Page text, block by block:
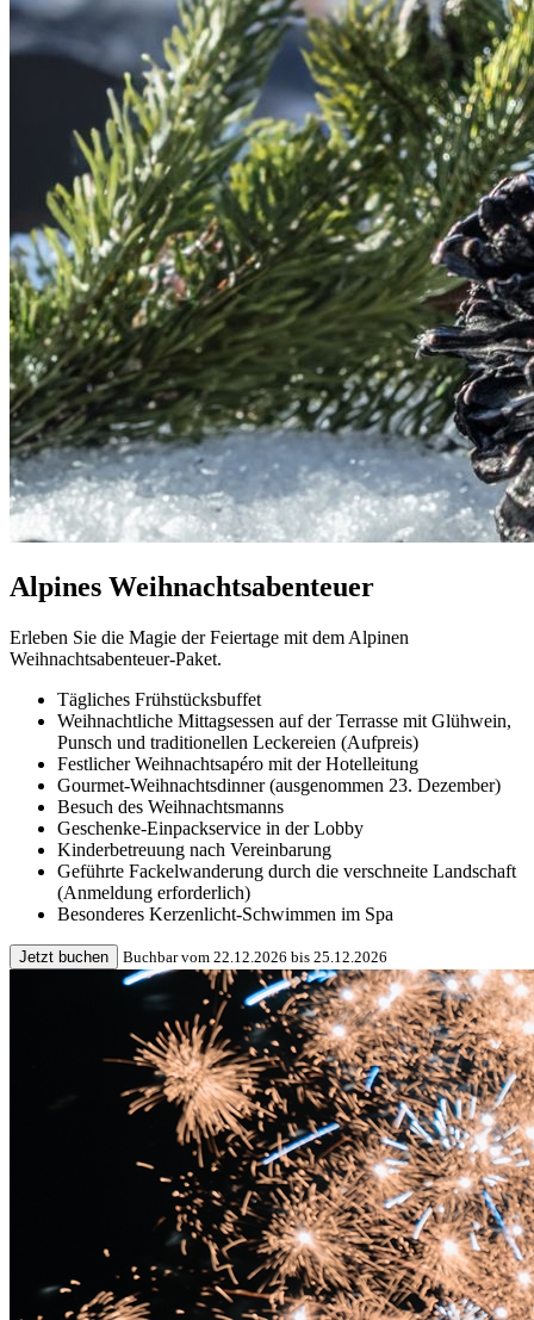
Alpines Weihnachtsabenteuer
Erleben Sie die Magie der Feiertage mit dem Alpinen
Weihnachtsabenteuer-Paket.
Tägliches Frühstücksbuffet
Weihnachtliche Mittagsessen auf der Terrasse mit Glühwein,
Punsch und traditionellen Leckereien (Aufpreis)
Festlicher Weihnachtsapéro mit der Hotelleitung
Gourmet-Weihnachtsdinner (ausgenommen 23. Dezember)
Besuch des Weihnachtsmanns
Geschenke-Einpackservice in der Lobby
Kinderbetreuung nach Vereinbarung
Geführte Fackelwanderung durch die verschneite Landschaft
(Anmeldung erforderlich)
Besonderes Kerzenlicht-Schwimmen im Spa
Jetzt buchen Buchbar vom 22.12.2026 bis 25.12.2026